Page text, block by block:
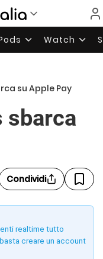
Watch
su Apple Pay
sbarca
Condividi
realtime tutto
creare un account